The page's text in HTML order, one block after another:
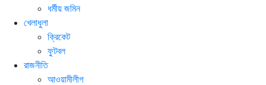
ধর্মীয় জমিন
খেলাধুলা
ক্রিকেট
ফুটবল
রাজনীতি
আওয়ামীলীগ